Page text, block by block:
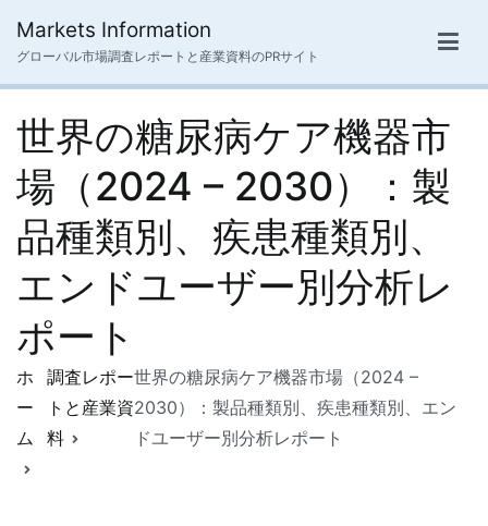
ス
Markets Information
グローバル市場調査レポートと産業資料のPRサイト
世界の糖尿病ケア機器市
場（2024 – 2030）：製
品種類別、疾患種類別、
エンドユーザー別分析レ
ポート
ホ
ー
ム
調査レポー
トと産業資
料
世界の糖尿病ケア機器市場（2024 –
2030）：製品種類別、疾患種類別、エン
ドユーザー別分析レポート